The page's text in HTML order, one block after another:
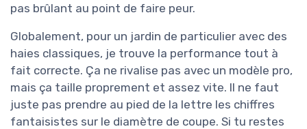
pas brûlant au point de faire peur.
Globalement, pour un jardin de particulier avec des
haies classiques, je trouve la performance tout à
fait correcte. Ça ne rivalise pas avec un modèle pro,
mais ça taille proprement et assez vite. Il ne faut
juste pas prendre au pied de la lettre les chiffres
fantaisistes sur le diamètre de coupe. Si tu restes